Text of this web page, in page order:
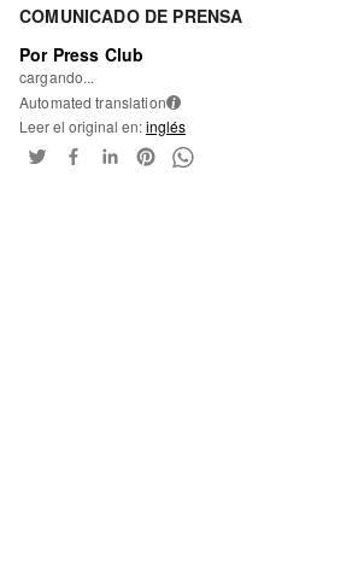
COMUNICADO DE PRENSA
Por Press Club
cargando...
Automated translation i
Leer el original en:inglés